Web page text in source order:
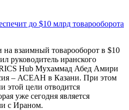
взаимный товарооборот в $10
руководитель иранского
Hub Мухаммад Абед Амири
– АСЕАН в Казани. При этом
этой цели отводится
уже сегодня является
с Ираном.